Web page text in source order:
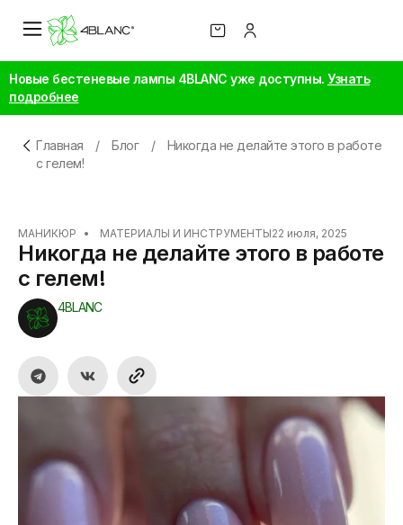
Новые бестеневые лампы 4BLANC уже доступны. Узнать
подробнее
Главная / Блог /
Никогда не делайте этого в работе
с гелем!
МАНИКЮР • МАТЕРИАЛЫ И ИНСТРУМЕНТЫ22 июля, 2025
Никогда не делайте этого в работе
с гелем!
4BLANC